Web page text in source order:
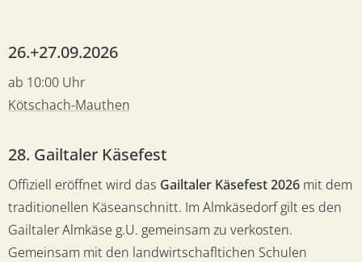
26.+27.09.2026
ab 10:00 Uhr
Kötschach-Mauthen
28. Gailtaler Käsefest
Offiziell eröffnet wird das Gailtaler Käsefest 2026 mit dem
traditionellen Käseanschnitt. Im Almkäsedorf gilt es den
Gailtaler Almkäse g.U. gemeinsam zu verkosten.
Gemeinsam mit den landwirtschafltichen Schulen